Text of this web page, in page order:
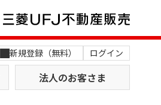
新規登録（無料） ログイン
法人のお客さま